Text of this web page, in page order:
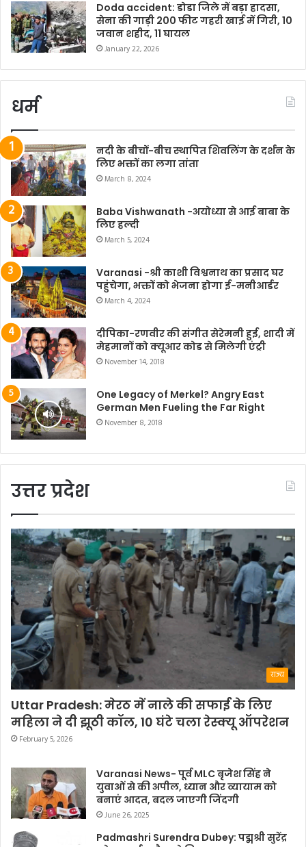
Doda accident: डोडा जिले में बड़ा हादसा,
सेना की गाड़ी 200 फीट गहरी खाई में गिरी, 10
जवान शहीद, 11 घायल
January 22, 2026
धर्म
नदी के बीचों-बीच स्थापित शिवलिंग के दर्शन के
लिए भक्तों का लगा तांता
March 8, 2024
Baba Vishwanath -अयोध्या से आई बाबा के
लिए हल्दी
March 5, 2024
Varanasi -श्री काशी विश्वनाथ का प्रसाद घर
पहुंचेगा, भक्तों को भेजना होगा ई-मनीआर्डर
March 4, 2024
दीपिका-रणवीर की संगीत सेरेमनी हुई, शादी में
मेहमानों को क्यूआर कोड से मिलेगी एंट्री
November 14, 2018
One Legacy of Merkel? Angry East
German Men Fueling the Far Right
November 8, 2018
उत्तर प्रदेश
राज्य
Uttar Pradesh: मेरठ में नाले की सफाई के लिए
महिला ने दी झूठी कॉल, 10 घंटे चला रेस्क्यू ऑपरेशन
February 5, 2026
Varanasi News- पूर्व MLC बृजेश सिंह ने
युवाओं से की अपील, ध्यान और व्यायाम को
बनाएं आदत, बदल जाएगी जिंदगी
June 26, 2025
Padmashri Surendra Dubey: पद्मश्री सुरेंद्र